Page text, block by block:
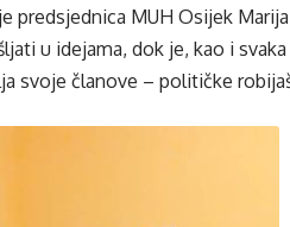
predsjednica MUH Osijek
u idejama, dok je, kao i svaka
svoje članove – političke